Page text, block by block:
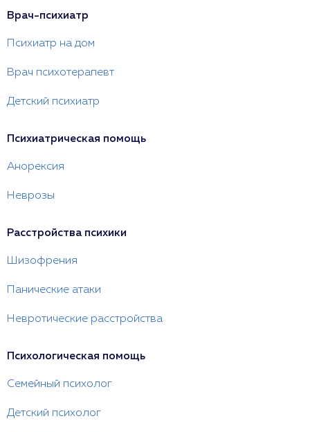
Врач-психиатр
Психиатр на дом
Врач психотерапевт
Детский психиатр
Психиатрическая помощь
Анорексия
Неврозы
Расстройства психики
Шизофрения
Панические атаки
Невротические расстройства
Психологическая помощь
Семейный психолог
Детский психолог